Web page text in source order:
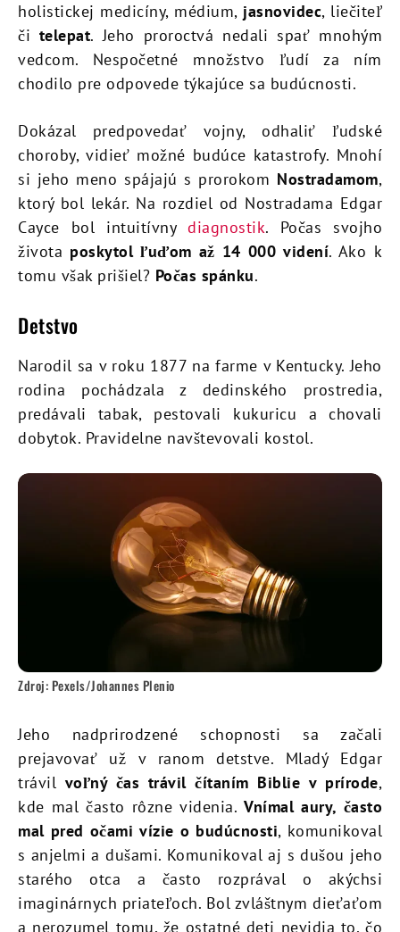
holistickej medicíny, médium, jasnovidec, liečiteľ
či telepat. Jeho proroctvá nedali spať mnohým
vedcom. Nespočetné množstvo ľudí za ním
chodilo pre odpovede týkajúce sa budúcnosti.
Dokázal predpovedať vojny, odhaliť ľudské
choroby, vidieť možné budúce katastrofy. Mnohí
si jeho meno spájajú s prorokom Nostradamom,
ktorý bol lekár. Na rozdiel od Nostradama Edgar
Cayce bol intuitívny diagnostik. Počas svojho
života poskytol ľuďom až 14 000 videní. Ako k
tomu však prišiel? Počas spánku.
Detstvo
Narodil sa v roku 1877 na farme v Kentucky. Jeho
rodina pochádzala z dedinského prostredia,
predávali tabak, pestovali kukuricu a chovali
dobytok. Pravidelne navštevovali kostol.
Zdroj: Pexels/Johannes Plenio
Jeho nadprirodzené schopnosti sa začali
prejavovať už v ranom detstve. Mladý Edgar
trávil voľný čas trávil čítaním Biblie v prírode,
kde mal často rôzne videnia. Vnímal aury, často
mal pred očami vízie o budúcnosti, komunikoval
s anjelmi a dušami. Komunikoval aj s dušou jeho
starého otca a často rozprával o akýchsi
imaginárnych priateľoch. Bol zvláštnym dieťaťom
a nerozumel tomu, že ostatné deti nevidia to, čo